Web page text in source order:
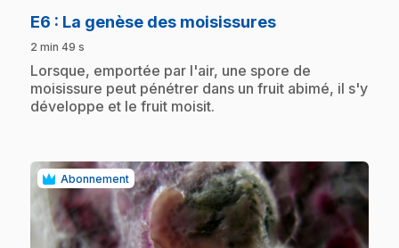
E6 : La genèse des moisissures.
2 min 49 s
.Lorsque, emportée par l'air, une spore de
moisissure peut pénétrer dans un fruit abimé, il s'y
développe et le fruit moisit.
Abonnement